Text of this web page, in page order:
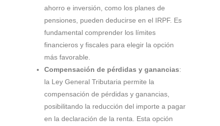
ahorro e inversión, como los planes de
pensiones, pueden deducirse en el IRPF. Es
fundamental comprender los límites
financieros y fiscales para elegir la opción
más favorable.
Compensación de pérdidas y ganancias:
la Ley General Tributaria permite la
compensación de pérdidas y ganancias,
posibilitando la reducción del importe a pagar
en la declaración de la renta. Esta opción